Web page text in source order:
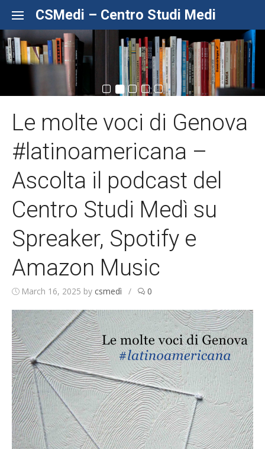
CSMedi – Centro Studi Medi
Le molte voci di Genova
#latinoamericana –
Ascolta il podcast del
Centro Studi Medì su
Spreaker, Spotify e
Amazon Music
March 16, 2025 by csmedì / 0